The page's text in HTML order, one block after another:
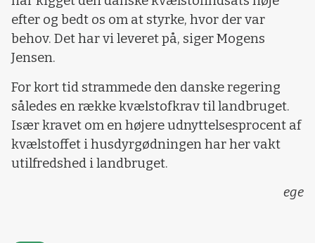
efter og bedt os om at styrke, hvor der var
behov. Det har vi leveret på, siger Mogens
Jensen.
For kort tid strammede den danske regering
således en række kvælstofkrav til landbruget.
Især kravet om en højere udnyttelsesprocent af
kvælstoffet i husdyrgødningen har her vakt
utilfredshed i landbruget.
ege